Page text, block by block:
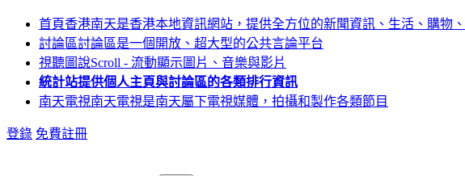
首頁香港南天是香港本地資訊網站，提供全方位的新聞資訊、生活、購物
討論區討論區是一個開放、超大型的公共言論平台
視聽圖說Scroll - 流動顯示圖片、音樂與影片
統計站提供個人主頁與討論區的各類排行資訊
南天電視南天電視是南天屬下電視媒體，拍攝和製作各類節目
登錄 免費註冊